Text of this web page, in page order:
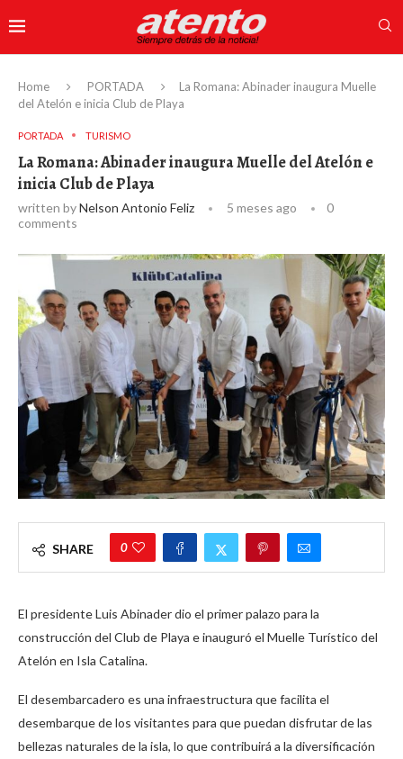
Home PORTADA
La Romana: Abinader inaugura Muelle
del Atelón e inicia Club de Playa
PORTADA TURISMO
La Romana: Abinader inaugura Muelle del Atelón e
inicia Club de Playa
written byNelson Antonio Feliz 5 meses ago
0
comments
SHARE 0
El presidente Luis Abinader dio el primer palazo para la
construcción del Club de Playa e inauguró el Muelle Turístico del
Atelón en Isla Catalina.
El desembarcadero es una infraestructura que facilita el
desembarque de los visitantes para que puedan disfrutar de las
bellezas naturales de la isla, lo que contribuirá a la diversificación